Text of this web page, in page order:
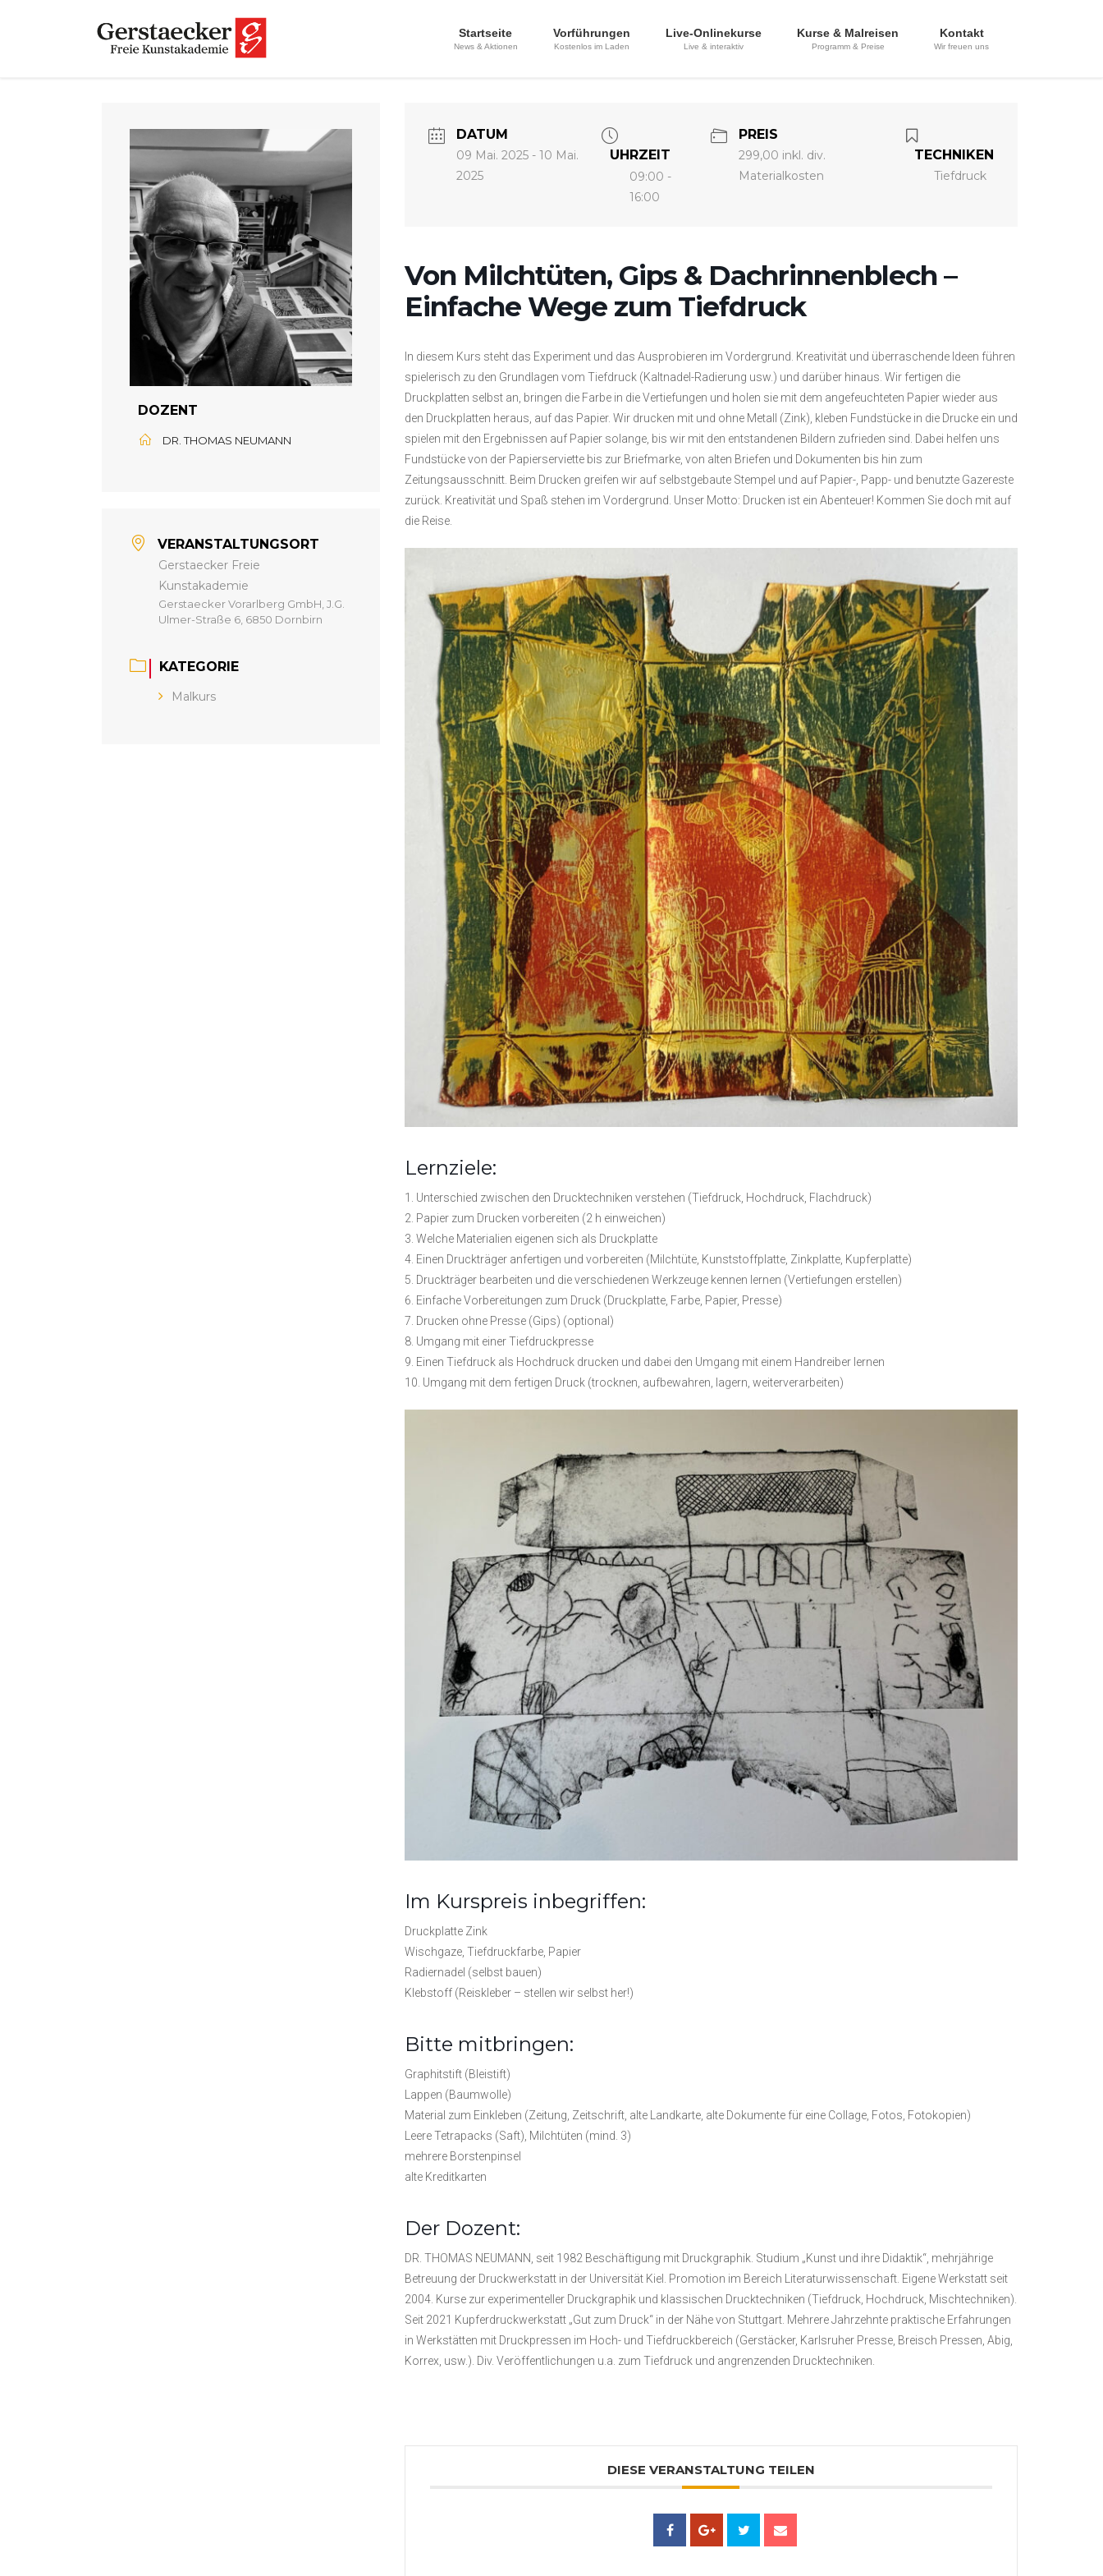
Startseite
News & Aktionen
Vorführungen
Kostenlos im Laden
Live-Onlinekurse
Live & interaktiv
Kurse & Malreisen
Programm & Preise
Kontakt
Wir freuen uns
DOZENT
DR. THOMAS NEUMANN
VERANSTALTUNGSORT
Gerstaecker Freie
Kunstakademie
Gerstaecker Vorarlberg GmbH, J.G.
Ulmer-Straße 6, 6850 Dornbirn
KATEGORIE
Malkurs
DATUM
09 Mai. 2025- 10 Mai.
2025
UHRZEIT
09:00 -
16:00
PREIS
299,00 inkl. div.
Materialkosten
TECHNIKEN
Tiefdruck
Von Milchtüten, Gips & Dachrinnenblech –
Einfache Wege zum Tiefdruck
In diesem Kurs steht das Experiment und das Ausprobieren im Vordergrund. Kreativität und überraschende Ideen führen
spielerisch zu den Grundlagen vom Tiefdruck (Kaltnadel-Radierung usw.) und darüber hinaus. Wir fertigen die
Druckplatten selbst an, bringen die Farbe in die Vertiefungen und holen sie mit dem angefeuchteten Papier wieder aus
den Druckplatten heraus, auf das Papier. Wir drucken mit und ohne Metall (Zink), kleben Fundstücke in die Drucke ein und
spielen mit den Ergebnissen auf Papier solange, bis wir mit den entstandenen Bildern zufrieden sind. Dabei helfen uns
Fundstücke von der Papierserviette bis zur Briefmarke, von alten Briefen und Dokumenten bis hin zum
Zeitungsausschnitt. Beim Drucken greifen wir auf selbstgebaute Stempel und auf Papier-, Papp- und benutzte Gazereste
zurück. Kreativität und Spaß stehen im Vordergrund. Unser Motto: Drucken ist ein Abenteuer! Kommen Sie doch mit auf
die Reise.
Lernziele:
1. Unterschied zwischen den Drucktechniken verstehen (Tiefdruck, Hochdruck, Flachdruck)
2. Papier zum Drucken vorbereiten (2 h einweichen)
3. Welche Materialien eigenen sich als Druckplatte
4. Einen Druckträger anfertigen und vorbereiten (Milchtüte, Kunststoffplatte, Zinkplatte, Kupferplatte)
5. Druckträger bearbeiten und die verschiedenen Werkzeuge kennen lernen (Vertiefungen erstellen)
6. Einfache Vorbereitungen zum Druck (Druckplatte, Farbe, Papier, Presse)
7. Drucken ohne Presse (Gips) (optional)
8. Umgang mit einer Tiefdruckpresse
9. Einen Tiefdruck als Hochdruck drucken und dabei den Umgang mit einem Handreiber lernen
10. Umgang mit dem fertigen Druck (trocknen, aufbewahren, lagern, weiterverarbeiten)
Im Kurspreis inbegriffen:
Druckplatte Zink
Wischgaze, Tiefdruckfarbe, Papier
Radiernadel (selbst bauen)
Klebstoff (Reiskleber – stellen wir selbst her!)
Bitte mitbringen:
Graphitstift (Bleistift)
Lappen (Baumwolle)
Material zum Einkleben (Zeitung, Zeitschrift, alte Landkarte, alte Dokumente für eine Collage, Fotos, Fotokopien)
Leere Tetrapacks (Saft), Milchtüten (mind. 3)
mehrere Borstenpinsel
alte Kreditkarten
Der Dozent:
DR. THOMAS NEUMANN, seit 1982 Beschäftigung mit Druckgraphik. Studium „Kunst und ihre Didaktik“, mehrjährige
Betreuung der Druckwerkstatt in der Universität Kiel. Promotion im Bereich Literaturwissenschaft. Eigene Werkstatt seit
2004. Kurse zur experimenteller Druckgraphik und klassischen Drucktechniken (Tiefdruck, Hochdruck, Mischtechniken).
Seit 2021 Kupferdruckwerkstatt „Gut zum Druck“ in der Nähe von Stuttgart. Mehrere Jahrzehnte praktische Erfahrungen
in Werkstätten mit Druckpressen im Hoch- und Tiefdruckbereich (Gerstäcker, Karlsruher Presse, Breisch Pressen, Abig,
Korrex, usw.). Div. Veröffentlichungen u.a. zum Tiefdruck und angrenzenden Drucktechniken.
DIESE VERANSTALTUNG TEILEN